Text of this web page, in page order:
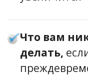
Что вам
делать,